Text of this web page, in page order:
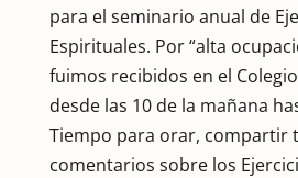
para el seminario anual de
Espirituales. Por “alta
fuimos recibidos en el
desde las 10 de la mañana
Tiempo para orar, compartir
comentarios sobre los